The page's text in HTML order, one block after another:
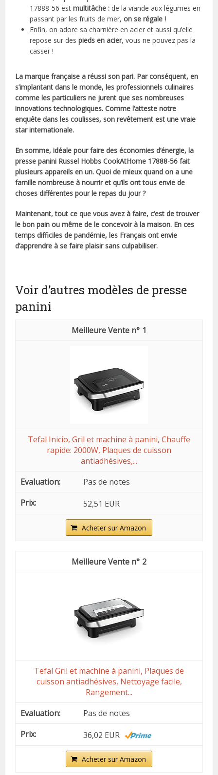
17888-56 estmultitâche : de la viande aux légumes en
passant par les fruits de mer,on se régale !
Enfin, on adore sa charnière en acier et aussi qu’elle
repose sur despieds en acier, vous ne pouvez pas la
casser !
La marque française a réussi son pari. Par conséquent, en
s’implantant dans le monde, les professionnels culinaires
comme les particuliers ne jurent que ses nombreuses
innovations technologiques. Comme l’atteste notre
enquête dans les coulisses, son revêtement est une vraie
star internationale.
En somme, idéale pour faire des économies d’énergie, la
presse panini Russel Hobbs CookAtHome 17888-56 fait
plusieurs appareils en un. Quoi de mieux quand on aune
famille nombreuse à nourrir et qu’ils ont tous envie de
choses différentes pour le repas du jour ?
Maintenant, tout ce que vous avez à faire, c’est de trouver
le bon pain ou même de le concevoir à la maison. En ces
temps difficiles de pandémie, les Français ont envie
d’apprendre à se faire plaisir sans culpabiliser.
Voir d’autres modèles de presse
panini
1
Tefal Inicio, Gril et machine à panini, Chauffe
rapide: 2000W, Plaques de cuisson
antiadhésives,...
Pas de notes
52,51 EUR
Acheter sur Amazon
2
Tefal Gril et machine à panini, Plaques de
cuisson antiadhésives, Nettoyage facile,
Rangement...
Pas de notes
36,02 EUR
Acheter sur Amazon